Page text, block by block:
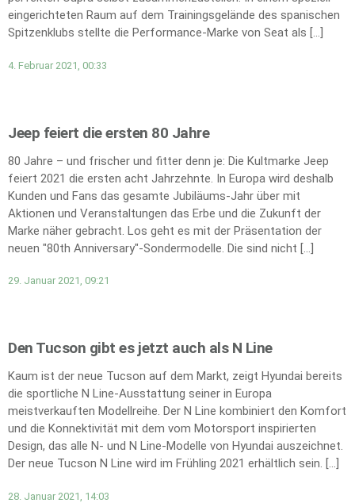
eingerichteten Raum auf dem Trainingsgelände des spanischen
Spitzenklubs stellte die Performance-Marke von Seat als […]
4. Februar 2021, 00:33
Jeep feiert die ersten 80 Jahre
80 Jahre – und frischer und fitter denn je: Die Kultmarke Jeep
feiert 2021 die ersten acht Jahrzehnte. In Europa wird deshalb
Kunden und Fans das gesamte Jubiläums-Jahr über mit
Aktionen und Veranstaltungen das Erbe und die Zukunft der
Marke näher gebracht. Los geht es mit der Präsentation der
neuen "80th Anniversary"-Sondermodelle. Die sind nicht […]
29. Januar 2021, 09:21
Den Tucson gibt es jetzt auch als N Line
Kaum ist der neue Tucson auf dem Markt, zeigt Hyundai bereits
die sportliche N Line-Ausstattung seiner in Europa
meistverkauften Modellreihe. Der N Line kombiniert den Komfort
und die Konnektivität mit dem vom Motorsport inspirierten
Design, das alle N- und N Line-Modelle von Hyundai auszeichnet.
Der neue Tucson N Line wird im Frühling 2021 erhältlich sein. […]
28. Januar 2021, 14:03